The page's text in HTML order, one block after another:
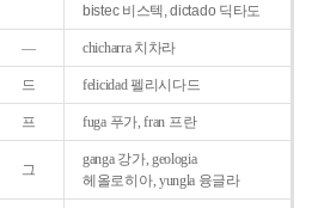
bistec 비스텍, dictado 딕타도
― chicharra 치차라
드 felicidad 펠리시다드
프 fuga 푸가, fran 프란
그
ganga 강가, geologia
헤올로히아, yungla 융글라